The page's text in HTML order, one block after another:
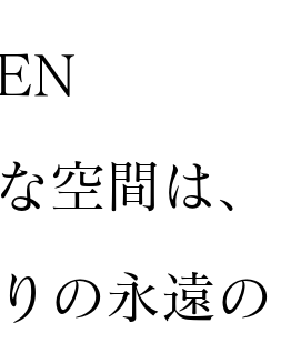
空間は、
の永遠の